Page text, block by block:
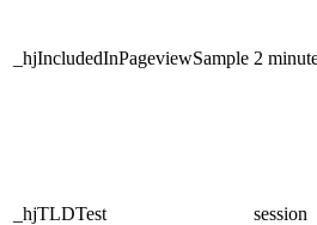
_hjIncludedInPageviewSample 2
_hjTLDTest session